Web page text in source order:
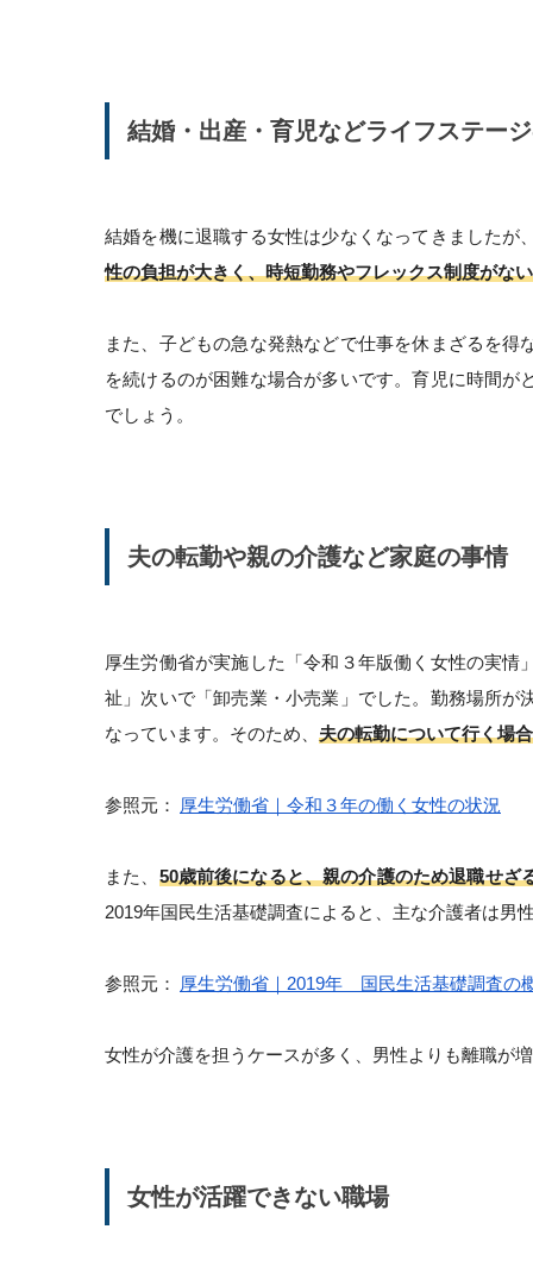
結婚・出産・育児などライフステー
結婚を機に退職する女性は少なくなってきましたが
性の負担が大きく、時短勤務やフレックス制度がな
また、子どもの急な発熱などで仕事を休まざるを
を続けるのが困難な場合が多いです。育児に時間
でしょう。
夫の転勤や親の介護など家庭の事情
厚生労働省が実施した「令和３年版働く女性の実
祉」次いで「卸売業・小売業」でした。勤務場所
なっています。そのため、 夫の転勤について行く場
参照元： 厚生労働省｜令和３年の働く女性の状況
また、 50歳前後になると、親の介護のため退職せざ
2019年国民生活基礎調査によると、主な介護者は男
参照元： 厚生労働省｜2019年 国民生活基礎調査の
女性が介護を担うケースが多く、男性よりも離職が
女性が活躍できない職場